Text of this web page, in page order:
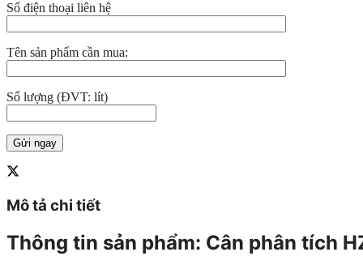
Số điện thoại liên hệ
Tên sản phẩm cần mua:
Số lượng (ĐVT: lít)
Mô tả chi tiết
Thông tin sản phẩm: Cân phân tích